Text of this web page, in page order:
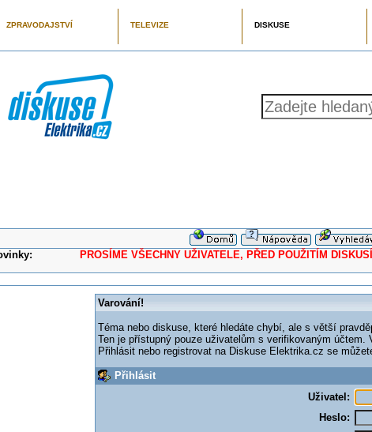
ZPRAVODAJSTVÍ TELEVIZE DISKUSE
PROSÍME VŠECHNY UŽIVATELE, PŘED POUŽITÍM DISKUSÍ
Varování!
Téma nebo diskuse, které hledáte chybí, ale s větší
Ten je přístupný pouze uživatelům s verifikovaným účtem.
Přihlásit nebo registrovat na Diskuse Elektrika.cz se
Přihlásit
Uživatel:
Heslo: